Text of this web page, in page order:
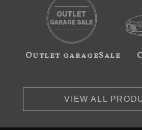
Outlet garageSale
VIEW ALL